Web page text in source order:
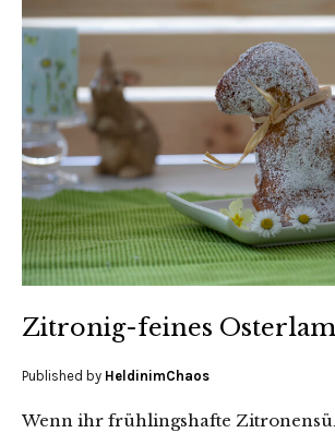
Zitronig-feines
Published by HeldinimChaos
Wenn ihr frühlingshafte